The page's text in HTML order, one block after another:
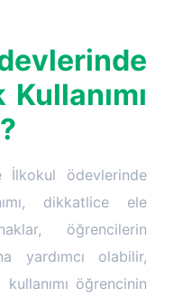
İlkokul ödevlerinde
dikkatlice ele
öğrencilerin
yardımcı olabilir,
öğrencinin